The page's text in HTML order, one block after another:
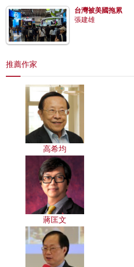
台灣被美國拖累
張建雄
推薦作家
高希均
蔣匡文